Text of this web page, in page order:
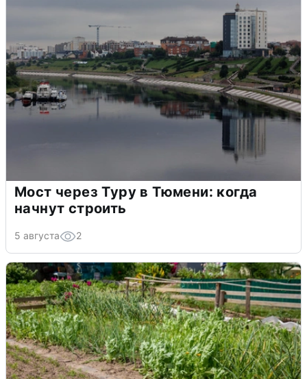
Мост через Туру в Тюмени: когда
начнут строить
5 августа 2